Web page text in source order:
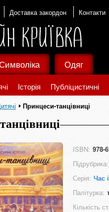
Доставка закордон Контакти
Історія Публіцистичні
Одяг
Принцеси-танцівниці
ISBN: 978-
Підрубрика:
Серія: Час
Палітурка:
Кількість